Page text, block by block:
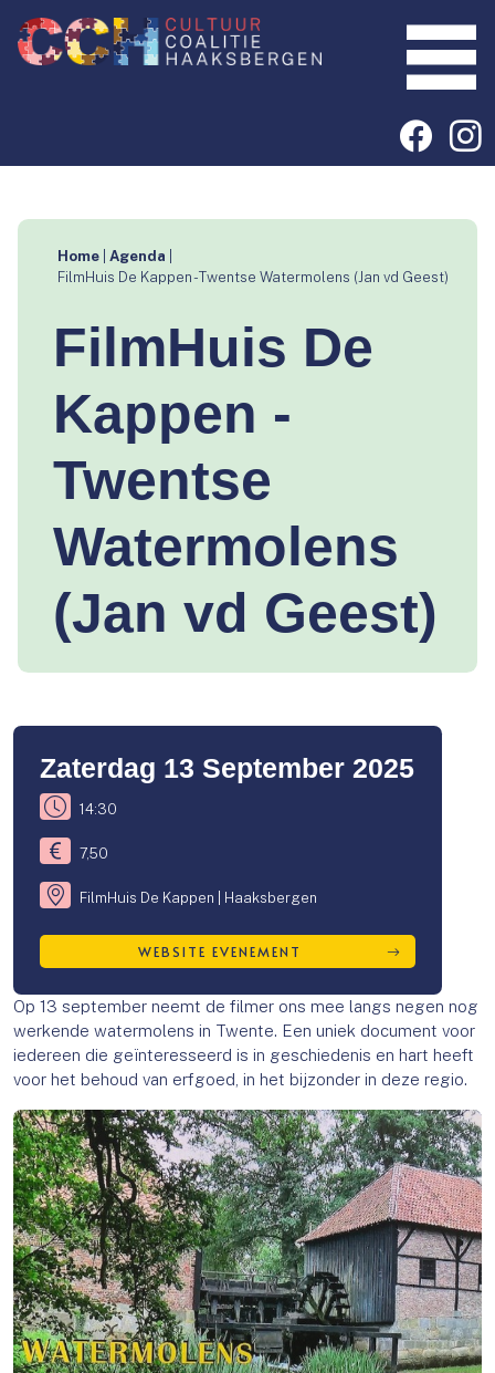
Home Agenda
FilmHuis De Kappen - Twentse Watermolens (Jan vd Geest)
FilmHuis De
Kappen -
Twentse
Watermolens
(Jan vd Geest)
Zaterdag 13 September 2025
14:30
7,50
FilmHuis De Kappen | Haaksbergen
WEBSITE EVENEMENT
Op 13 september neemt de filmer ons mee langs negen nog
werkende watermolens in Twente. Een uniek document voor
iedereen die geïnteresseerd is in geschiedenis en hart heeft
voor het behoud van erfgoed, in het bijzonder in deze regio.